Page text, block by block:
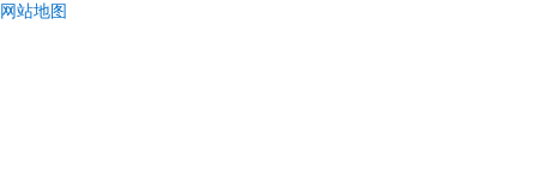
网站地图